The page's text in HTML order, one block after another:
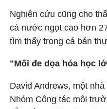
Nghiên cứu cũng cho
cá nước ngọt cao hơn
tìm thấy trong cá bán
"Mối đe dọa hóa học
David Andrews, một
Nhóm Công tác môi